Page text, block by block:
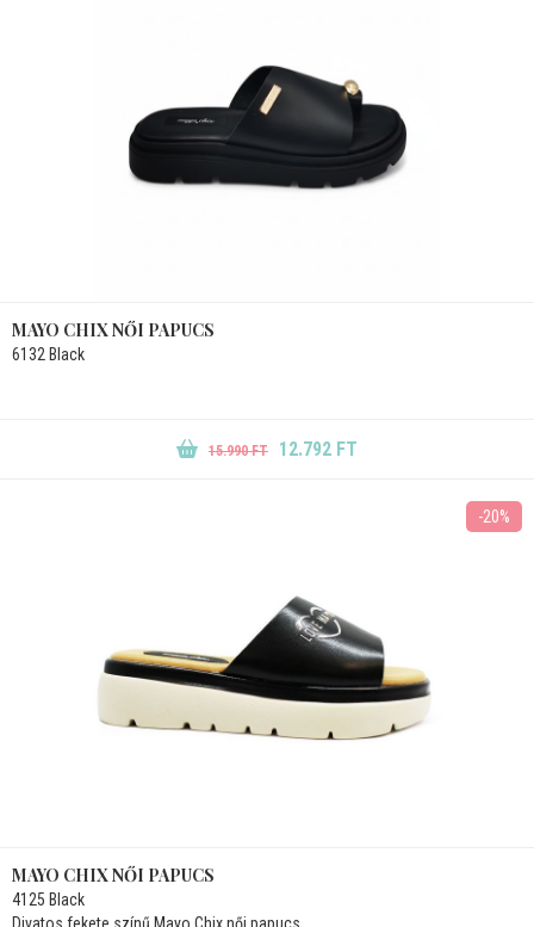
MAYO CHIX NŐI PAPUCS
6132 Black
15.990 FT 12.792 FT
-20%
MAYO CHIX NŐI PAPUCS
4125 Black